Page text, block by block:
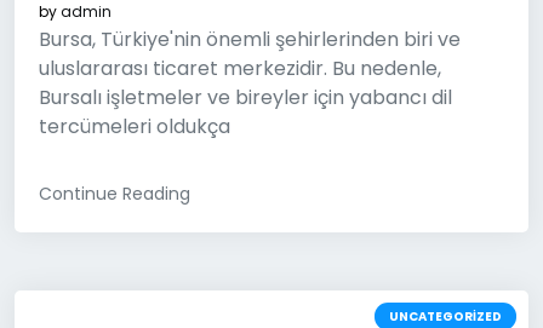
byadmin
Bursa, Türkiye'nin önemli şehirlerinden biri ve
uluslararası ticaret merkezidir. Bu nedenle,
Bursalı işletmeler ve bireyler için yabancı dil
tercümeleri oldukça
Continue Reading
UNCATEGORIZED